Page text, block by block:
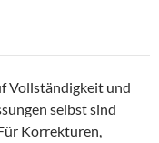
Vollständigkeit und
selbst sind
Korrekturen,